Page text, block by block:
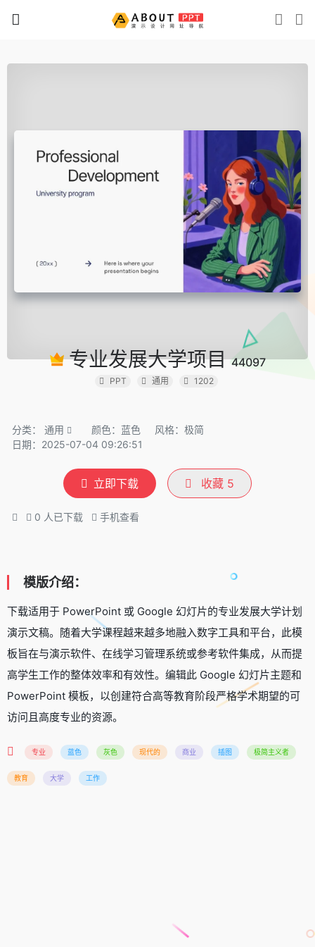
专业发展大学项目44097
PPT 通用 1202
分类： 通用 颜色：蓝色
风格：极简
日期：2025-07-04 09:26:51
立即下载 收藏 5
0 人已下载 手机查看
模版介绍：
下载适用于 PowerPoint 或 Google 幻灯片的专业发展大学计划
演示文稿。随着大学课程越来越多地融入数字工具和平台，此模
板旨在与演示软件、在线学习管理系统或参考软件集成，从而提
高学生工作的整体效率和有效性。编辑此 Google 幻灯片主题和
PowerPoint 模板，以创建符合高等教育阶段严格学术期望的可
访问且高度专业的资源。
专业 蓝色 灰色 现代的 商业 插图 极简主义者
教育 大学 工作